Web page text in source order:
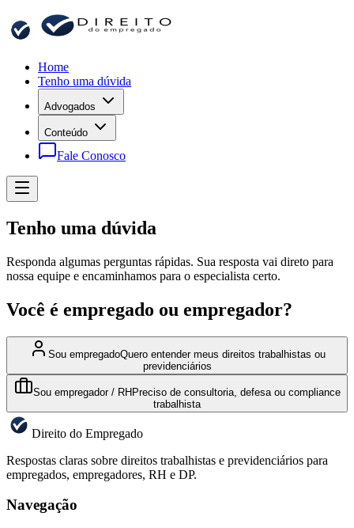
Home
Tenho uma dúvida
Advogados
Conteúdo
Fale Conosco
Tenho uma dúvida
Responda algumas perguntas rápidas. Sua resposta vai direto para
nossa equipe e encaminhamos para o especialista certo.
Você é empregado ou empregador?
Sou empregadoQuero entender meus direitos trabalhistas ou
previdenciários
Sou empregador / RHPreciso de consultoria, defesa ou compliance
trabalhista
Direito do Empregado
Respostas claras sobre direitos trabalhistas e previdenciários para
empregados, empregadores, RH e DP.
Navegação